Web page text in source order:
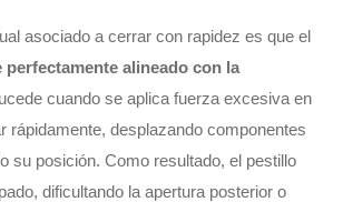
asociado a cerrar con rapidez es que el
alineado con la
cuando se aplica fuerza excesiva en
rápidamente, desplazando componentes
su posición. Como resultado, el pestillo
dificultando la apertura posterior o